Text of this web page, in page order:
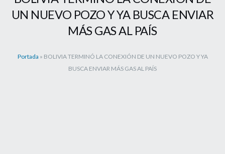
UN NUEVO POZO Y YA BUSCA ENVIAR
MÁS GAS AL PAÍS
Portada » BOLIVIA TERMINÓ LA CONEXIÓN DE UN NUEVO POZO Y YA
BUSCA ENVIAR MÁS GAS AL PAÍS